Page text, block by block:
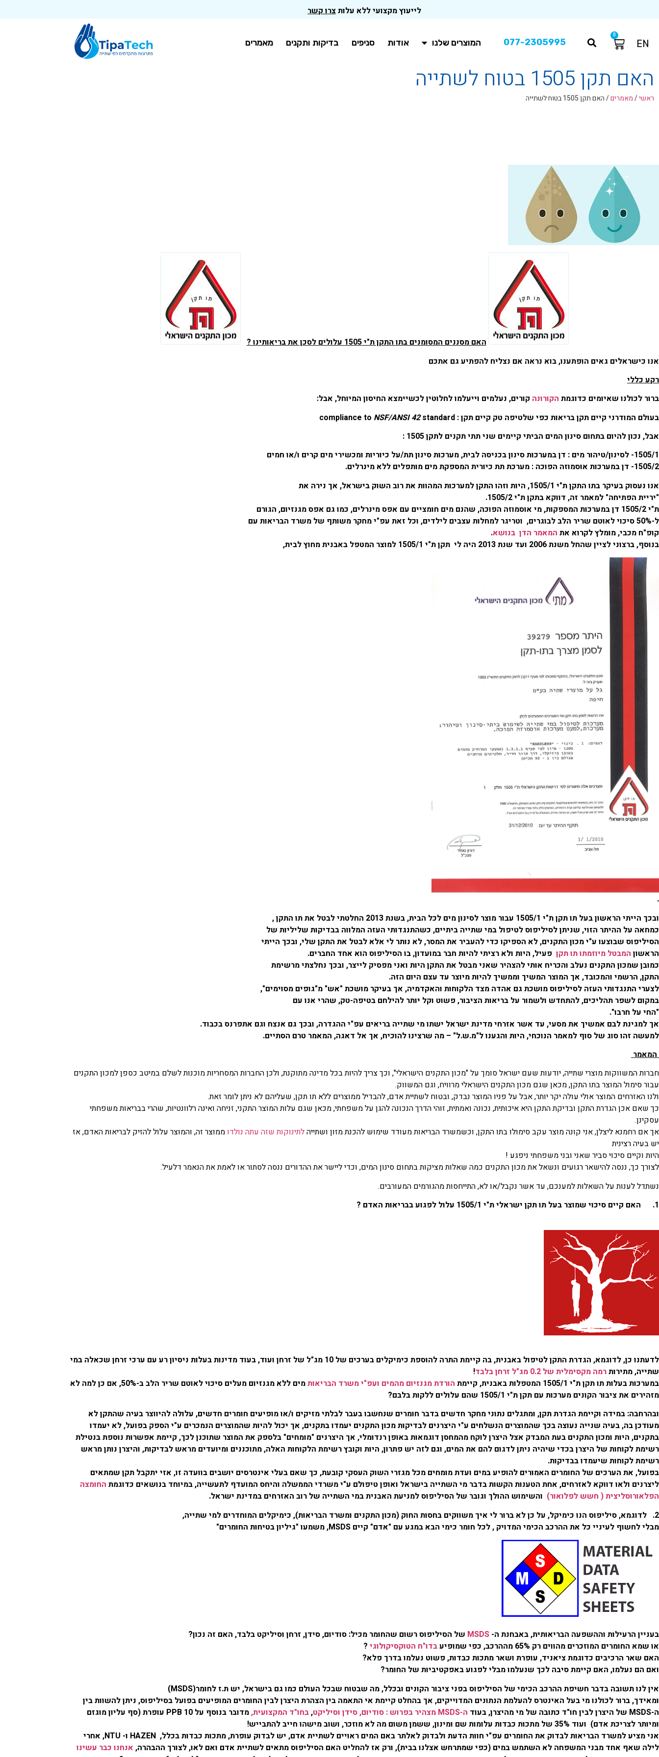
לייעוץ מקצועי ללא עלותצרו קשר
EN
0
077-2305995 המוצרים שלנו אודות סניפים בדיקות ותקנים מאמרים
האם תקן 1505 בטוח לשתייה
ראשי/מאמרים/האם תקן 1505 בטוח לשתייה
האם מסננים המסומנים בתו התקן ת"י 1505 עלולים לסכן את בריאותינו ?
אנו כישראלים גאים הופתענו, בוא נראה אם נצליח להפתיע גם אתכם
רקע כללי
ברור לכולנו שאיומים כדוגמת הקורונה קורים, נעלמים וייעלמו לחלוטין לכשיימצא החיסון המיוחל, אבל:
בעולם המודרני קיים תקן בריאות כפי שלטיפה טק קיים תקן : compliance to
NSF/ANSI 42standard
אבל, נכון להיום בתחום סינון המים הביתי קיימים שני תתי תקנים לתקן 1505 :
1505/1- לסינון/טיהור מים : דן במערכות סינון בכניסה לבית, מערכות סינון תת/על כיוריות ומכשירי מים קרים ו/או חמים
1505/2- דן במערכות אוסמוזה הפוכה : מערכת תת כיורית המספקת מים מותפלים ללא מינרלים.
אנו נעסוק בעיקר בתו התקן ת"י 1505/1, היות וזהו התקן למערכות המהוות את רוב השוק בישראל, אך נירה את
"יריית הפתיחה" למאמר זה, דווקא בתקן ת"י 1505/2.
ת"י 1505/2 דן במערכות המספקות, מי אוסמוזה הפוכה, שהנם מים חומציים עם אפס מינרלים, כמו גם אפס מגנזיום, הגורם
ל-50% סיכוי לאוטם שריר הלב לבוגרים, וטריגר למחלות עצבים לילדים, וכל זאת עפ"י מחקר משותף של משרד הבריאות עם
קופ"ח מכבי, מומלץ לקרוא את המאמר הדן בנושא.
בנוסף, ברצוני לציין שהחל משנת 2006 ועד שנת 2013 היה לי תקן ת"י 1505/1 למוצר המטפל באבנית מחוץ לבית,
.
ובכך הייתי הראשון בעל תו תקן ת"י 1505/1 עבור מוצר לסינון מים לכל הבית, בשנת 2013 החלטתי לבטל את תו התקן ,
כמחאה על ההיתר הזוי, שניתן לסיליפוס לטיפול במי שתייה ביתיים, כשהתנגדותי העזה המלווה בבדיקות שליליות של
הסיליפוס שבוצעו ע"י מכון התקנים, לא הספיקו כדי להעביר את המסר, לא נותר לי אלא לבטל את התקן שלי, ובכך הייתי
הראשון המבטל מיוזמתו תו תקן פעיל, היות ולא רציתי להיות חבר במועדון, בו הסיליפוס הוא אחד החברים.
כמובן שמכון התקנים נעלב והכריח אותי להצהיר שאני מבטל את התקן היות ואני מפסיק לייצר, ובכך נחלצתי מרשימת
התקן, הרשמי והמכובד, אך המוצר המשיך וממשיך להיות מיוצר עד עצם היום הזה.
לצערי התנגדותי העזה לסיליפוס מושכת גם אהדה מצד הלקוחות והאקדמיה, אך בעיקר מושכת "אש" מ"גופים מסוימים",
במקום לשפר תהליכים, להתחדש ולשמור על בריאות הציבור, פשוט וקל יותר להילחם בטיפה-טק, שהרי אנו עם
"החי על חרבו".
אך למגינת לבם אמשיך את מסעי, עד אשר אזרחי מדינת ישראל ישתו מי שתייה בריאים עפ"י ההגדרה, ובכך גם אנצח וגם אתפרנס בכבוד.
למעשה זהו סוג של סוף למאמר הנוכחי, היות והגענו ל"מ.ש.ל" – מה שרצינו להוכיח, אך אל דאגה, המאמר טרם הסתיים.
המאמר
חברות המשווקות מוצרי שתייה, יודעות שעם ישראל סומך על "מכון התקנים הישראלי", וכך צריך להיות בכל מדינה מתוקנת, ולכן החברות המסחריות מוכנות לשלם במיטב כספן למכון התקנים
עבור סימול המוצר בתו התקן, מכאן שגם מכון התקנים הישראלי מרוויח, וגם המשווק.
ולנו האזרחים המוצר אולי עולה יקר יותר, אבל על פניו המוצר נבדק, ובטוח לשתיית אדם, להבדיל ממוצרים ללא תו תקן, שעליהם לא ניתן לומר זאת.
כך שאם אכן הגדרת התקן ובדיקת התקן היא איכותית, נכונה ואמתית, זוהי הדרך הנכונה להגן על משפחתי, מכאן שגם עלות המוצר התקני, זניחה ואינה רלוונטיות, שהרי בבריאות משפחתי
עסקינן.
אך אם רחמנא ליצלן, אני קונה מוצר עקב סימולו בתו התקן, וכשמשרד הבריאות מעודד שימוש להכנת מזון ושתייהלתינוקות שזה עתה נולדוממוצר זה, והמוצר עלול להזיק לבריאות האדם, אז
יש בעיה רצינית
היות וקיים סיכוי סביר שאני ובני משפחתי ניפגע !
לצורך כך, ננסה להישאר רגועים ונשאל את מכון התקנים כמה שאלות מציקות בתחום סינון המים, וכדי ליישר את ההדורים ננסה לסתור או לאמת את הנאמר דלעיל.
נשתדל לענות על השאלות למענכם, עד אשר נקבל/או לא, התייחסות מהגורמים המעורבים.
1. האם קיים סיכוי שמוצר בעל תו תקן ישראלי ת"י 1505/1 עלול לפגוע בבריאות האדם ?
לדעתנו כן, לדוגמא, הגדרת התקן לטיפול באבנית, בה קיימת התרה להוספת כימיקלים בערכים של 10 מג"ל של זרחן ועוד, בעוד מדינות בעלות ניסיון רע עם ערכי זרחן שכאלה במי
שתייה, מתירותרמה מקסימלית של 0.2 מג"ל זרחן בלבד
!
במערכות בעלות תו תקן ת"י 1505/1 המטפלות באבנית, קיימת
הורדת מגנזיום מהמים ועפ"י משרד הבריאות
מים ללא מגנזיום מעלים סיכוי לאוטם שריר הלב ב-50%, אם כן למה לא
מזהירים את ציבור הקונים מערכות עם תקן ת"י 1505/1 שהם עלולים ללקות בלבם?
ובהרחבה: במידה וקיימת הגדרת תקן, ומתגלים נתוני מחקר חדשים בדבר חומרים שנחשבו בעבר לבלתי מזיקים ו/או מופיעים חומרים חדשים, עלולה להיווצר בעיה שהתקן לא
מעודכן בה, בעיה שנייה נעוצה בכך שהמוצרים הנשלחים ע"י היצרנים לבדיקות מכון התקנים יעמדו בתקנים, אך יכול להיות שהמוצרים הנמכרים ע"י הספק בפועל, לא יעמדו
בתקנים, היות ומכון התקנים בעת המבדק אצל היצרן לוקח מהמחסן דוגמאות באופן רנדומלי, אך היצרנים "מומחים" בלספק את המוצר שתוכנן לכך, קיימת אפשרות נוספת בנטילת
רשימת לקוחות של היצרן בכדי שיהיה ניתן לדגום להם את המים, וגם לזה יש פתרון, היות וקובץ רשימת הלקוחות האלה, מתוכננים ומיועדים מראש לבדיקות, והיצרן נותן מראש
רשימת לקוחות שיעמדו בבדיקות.
בפועל, את הערכים של החומרים האמורים להופיע במים ועדת מומחים מכל מגזרי השוק העסקי קובעת, כך שאם בעלי אינטרסים יושבים בוועדה זו, אזי יתקבל תקן שמתאים
ליצרנים ולאו דווקא לאזרחים, אחת הטענות הקשות בדבר מי השתייה בישראל ואופן טיפולם ע"י משרדי הממשלה והיחס המועדף לתעשייה, במיוחד בנושאים כדוגמת החומצה
הפלאורוסליצית ( חשש לפלואור) והשימוש ההולך וגובר של הסיליפוס למניעת האבנית במי השתייה של רוב האזרחים במדינת ישראל.
2.
לדוגמא, סיליפוס הנו כימיקל, על כן לא ברור לי איך משווקים בחסות החוק (מכון התקנים ומשרד הבריאות), כימיקלים המוחדרים למי שתייה,
מבלי לחשוף לעיניי כל את ההרכב הכימי המדויק , לכל חומר כימי הבא במגע עם "אדם" קיים MSDS, משמעו "גיליון בטיחות החומרים"
בעניין הרעילות וההשפעה הבריאותית, באבחנת ה- MSDS של הסיליפוס רשום שהחומר מכיל: סודיום, סידן, זרחן וסיליקט בלבד, האם זה נכון?
או שמא החומרים המוזכרים מהווים רק 65% מההרכב, כפי שמופיע
בדו"ח הטוקסיקולוגי ?
האם שאר הרכיבים כדוגמת ציאניד, עופרת ושאר מתכות כבדות, פשוט נעלמו בדרך פלא?
ואם הם נעלמו, האם קיימת סיבה לכך שנעלמו מבלי לפגוע באפקטיביות של החומר?
אין לנו תשובה בדבר חשיפת ההרכב הכימי של הסיליפוס בפני ציבור הקונים ובכלל, מה שבטוח שבכל העולם כמו גם בישראל, יש ת.ז לחומר(MSDS)
ומאידך, ברור לכולנו מי בעל האינטרס להעלמת הנתונים המדוייקים, אך בהחלט קיימת אי התאמה בין הצהרת היצרן לבין החומרים המופיעים בפועל בסיליפוס, ניתן להשוות בין
ה-MSDS של היצרן לבין חו"ד כתובה של מי מהיצרן, בעוד ה-MSDS מצהיר בפרוש : סודיום, סידן וסיליקט ,בחו"ד המקצועית,
מדובר בנוסף על 10 PPB עופרת (סף עליון מוגזם
ומיותר לצריכת אדם) ועוד 35% של מתכות כבדות עלומות שם ומינון, ששמן משום מה לא מוזכר, ושוב מישהו חייב להתבייש!
אני מציע למשרד הבריאות לבדוק את החומרים עפ"י חוות הדעת ולבדוק לאלתר באם המים ראויים לשתיית אדם, יש לבדוק עופרת, מתכות כבדות בכלל, HAZEN ו- NTU, אחרי
לילה שאף אחד מבני המשפחה לא השתמש במים (כפי שמתרחש אצלנו בבית), ורק אז להחליט האם הסיליפוס מתאים לשתיית אדם ואם לאו, לצורך ההבהרה, אנחנו כבר עשינו